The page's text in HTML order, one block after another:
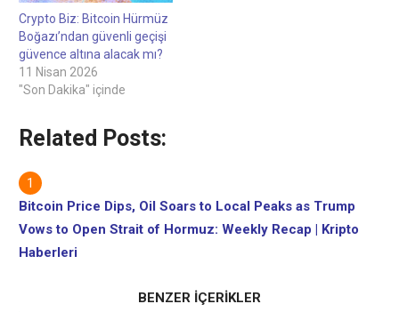
Crypto Biz: Bitcoin Hürmüz
Boğazı’ndan güvenli geçişi
güvence altına alacak mı?
11 Nisan 2026
"Son Dakika" içinde
Related Posts:
Bitcoin Price Dips, Oil Soars to Local Peaks as Trump
Vows to Open Strait of Hormuz: Weekly Recap | Kripto
Haberleri
BENZER İÇERİKLER